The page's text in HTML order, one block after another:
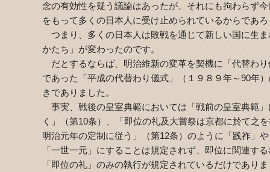
念の有効性を疑う議論はあったが、それにも拘わらず
をもって多くの日本人に受け止められているからであ
つまり、多くの日本人は敗戦を通じて新しい国に生
かたち」が変わったのです。
だとするならば、明治維新の変革を契機に「代替わ
であった「平成の代替わり儀式」（１９８９年～90年
きでありました。
事実、戦後の皇室典範においては「戦前の皇室典範
く」（第10条）、「即位の礼及大嘗祭は京都に於て之
明治元年の定制に従う」（第12条）のように「践祚」
「一世一元」にすることは規定されず、即位に関連す
「即位の礼」のみの執行が規定されているだけであり